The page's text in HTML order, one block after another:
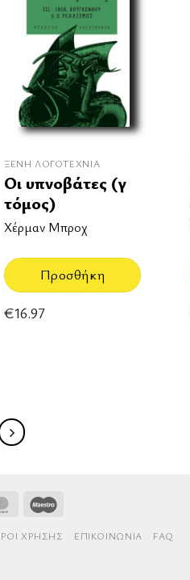
ΞΈΝΗ ΛΟΓΟΤΕΧΝΊΑ
Οι υπνοβάτες (γ
τόμος)
Χέρμαν Μπροχ
Προσθήκη
€16.97
MasterCard
ΧΡΉΣΗΣ ΕΠΙΚΟΙΝΩΝΊΑ FAQ